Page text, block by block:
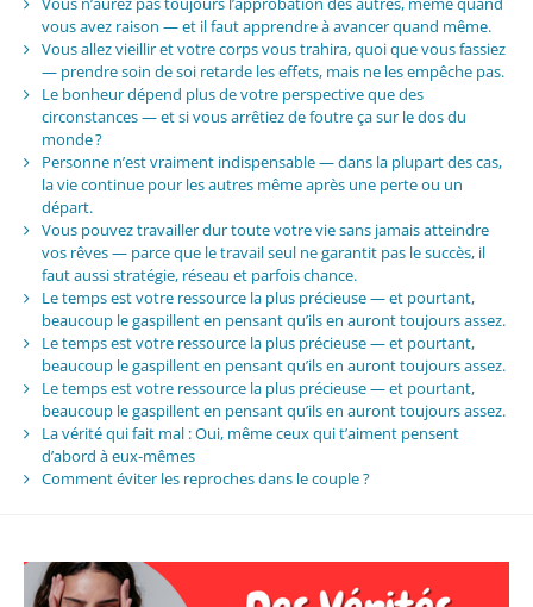
vous avez raison — et il faut apprendre à avancer quand même.
Vous allez vieillir et votre corps vous trahira, quoi que vous fassiez
— prendre soin de soi retarde les effets, mais ne les empêche pas.
Le bonheur dépend plus de votre perspective que des
circonstances — et si vous arrêtiez de foutre ça sur le dos du
monde ?
Personne n’est vraiment indispensable — dans la plupart des cas,
la vie continue pour les autres même après une perte ou un
départ.
Vous pouvez travailler dur toute votre vie sans jamais atteindre
vos rêves — parce que le travail seul ne garantit pas le succès, il
faut aussi stratégie, réseau et parfois chance.
Le temps est votre ressource la plus précieuse — et pourtant,
beaucoup le gaspillent en pensant qu’ils en auront toujours assez.
Le temps est votre ressource la plus précieuse — et pourtant,
beaucoup le gaspillent en pensant qu’ils en auront toujours assez.
Le temps est votre ressource la plus précieuse — et pourtant,
beaucoup le gaspillent en pensant qu’ils en auront toujours assez.
La vérité qui fait mal : Oui, même ceux qui t’aiment pensent
d’abord à eux-mêmes
Comment éviter les reproches dans le couple ?